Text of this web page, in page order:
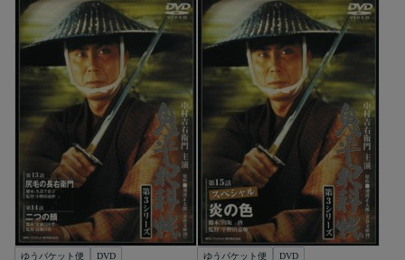
ゆうパケット便 DVD ゆうパケット便 DVD